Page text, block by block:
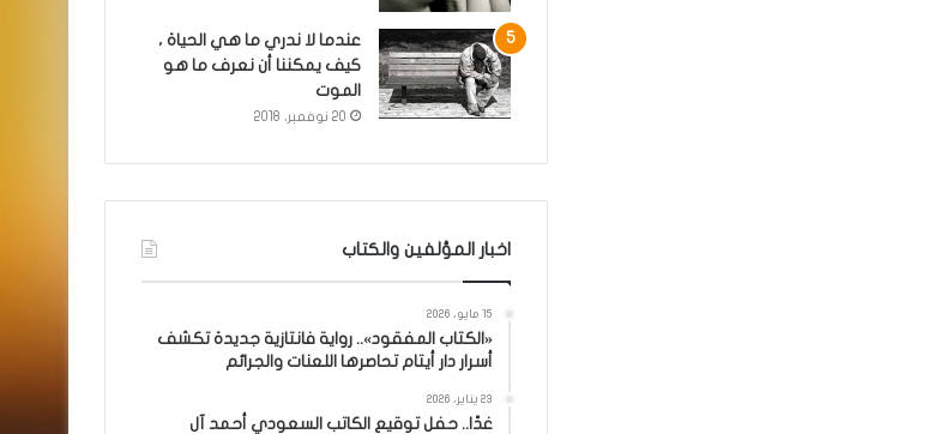
عندما لا ندري ما هي الحياة ،
كيف يمكننا أن نعرف ما هو
الموت
20 نوفمبر، 2018
اخبار المؤلفين والكتاب
15 مايو، 2026
«الكتاب المفقود».. رواية فانتازية جديدة تكشف
أسرار دار أيتام تحاصرها اللعنات والجرائم
23 يناير، 2026
غدًا.. حفل توقيع الكاتب السعودي أحمد آل